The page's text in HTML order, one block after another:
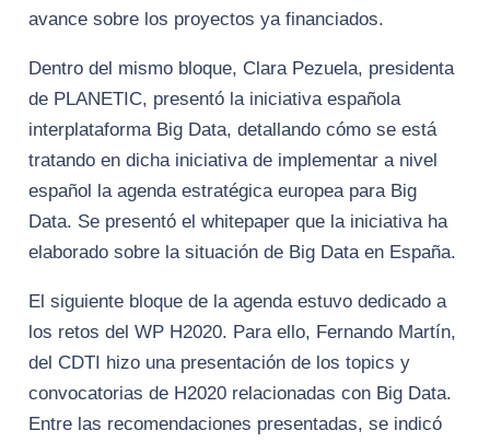
avance sobre los proyectos ya financiados.
Dentro del mismo bloque, Clara Pezuela, presidenta
de PLANETIC, presentó la iniciativa española
interplataforma Big Data, detallando cómo se está
tratando en dicha iniciativa de implementar a nivel
español la agenda estratégica europea para Big
Data. Se presentó el whitepaper que la iniciativa ha
elaborado sobre la situación de Big Data en España.
El siguiente bloque de la agenda estuvo dedicado a
los retos del WP H2020. Para ello, Fernando Martín,
del CDTI hizo una presentación de los topics y
convocatorias de H2020 relacionadas con Big Data.
Entre las recomendaciones presentadas, se indicó